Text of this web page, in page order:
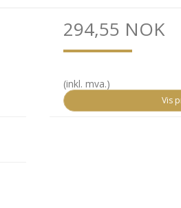
294,55 NOK
(inkl. mva.)
Vis